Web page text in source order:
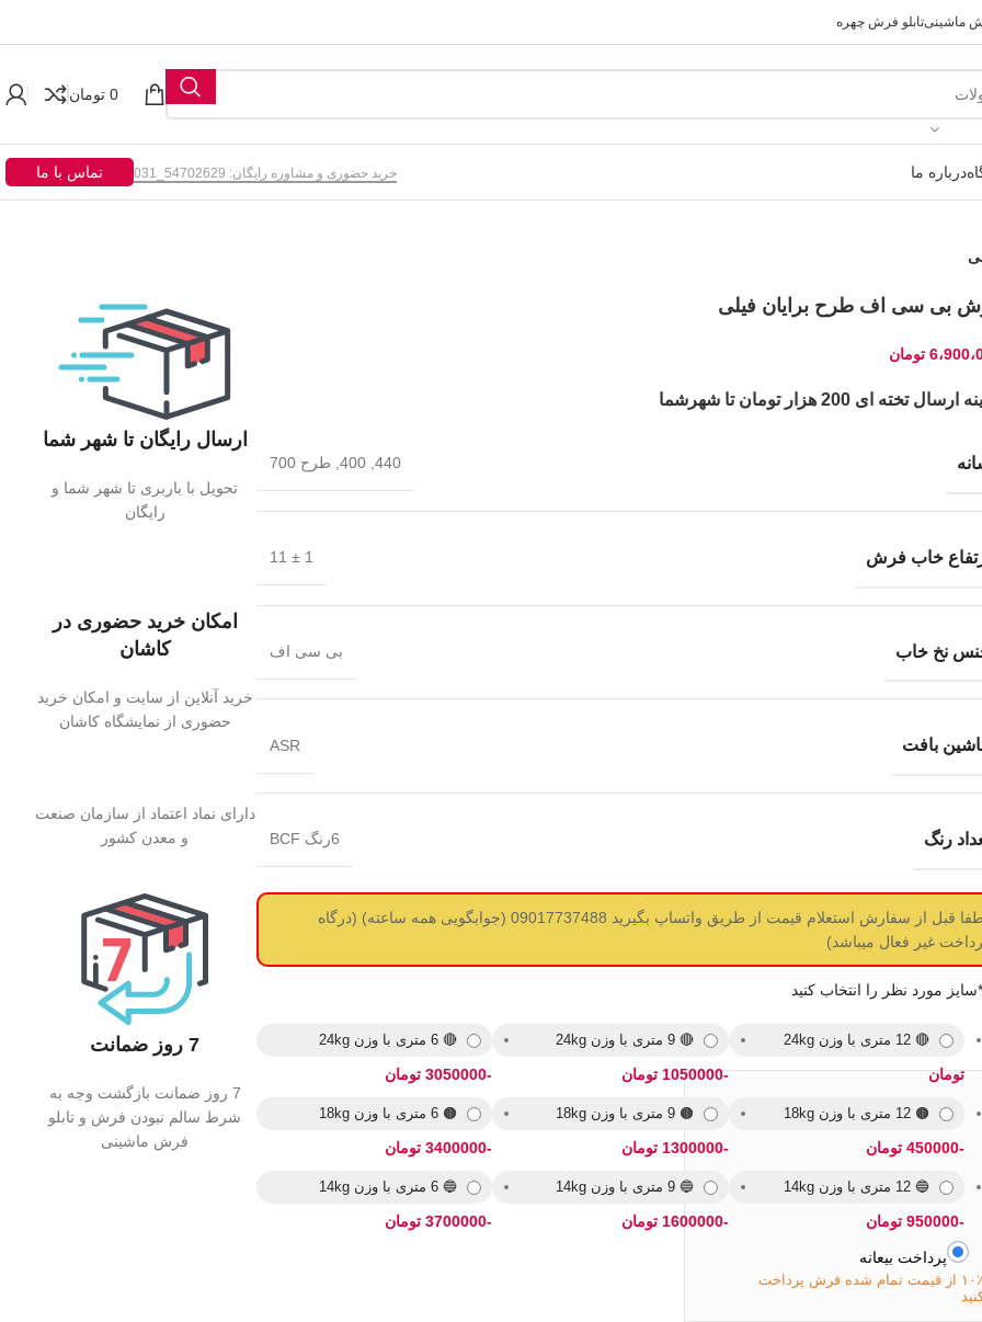
ماشینیتابلو فرش چهره
0 تومان
درباره ما خرید حضوری و مشاوره رایگان: 54702629_031 تماس با ما
بی سی اف طرح برایان فیلی
تومان
تخته ای 200 هزار تومان تا شهرشما
440, 400, طرح 700
خاب فرش 1 ± 11
نخ خاب بی سی اف
بافت ASR
رنگ 6رنگ BCF
لطفا قبل از سفارش استعلام قیمت از طریق واتساپ بگیرید 09017737488 (جوابگویی همه ساعته) (درگاه
غیر فعال میباشد)
*سایز مورد نظر را انتخاب کنید
🔴 12 متری با وزن 24kg
تومان
🔴 9 متری با وزن 24kg
-1050000 تومان
🔴 6 متری با وزن 24kg
-3050000 تومان
🟤 12 متری با وزن 18kg
-450000 تومان
🟤 9 متری با وزن 18kg
-1300000 تومان
🟤 6 متری با وزن 18kg
-3400000 تومان
🔵 12 متری با وزن 14kg
-950000 تومان
🔵 9 متری با وزن 14kg
-1600000 تومان
🔵 6 متری با وزن 14kg
-3700000 تومان
پرداخت بیعانه
۱۰٪ از قیمت تمام شده فرش پرداخت
ارسال رایگان تا شهر شما
تحویل با باربری تا شهر شما و
رایگان
امکان خرید حضوری در
کاشان
خرید آنلاین از سایت و امکان خرید
حضوری از نمایشگاه کاشان
دارای نماد اعتماد از سازمان صنعت
و معدن کشور
7 روز ضمانت
7 روز ضمانت بازگشت وجه به
شرط سالم نبودن فرش و تابلو
فرش ماشینی